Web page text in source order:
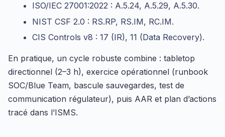
ISO/IEC 27001:2022 : A.5.24, A.5.29, A.5.30.
NIST CSF 2.0 : RS.RP, RS.IM, RC.IM.
CIS Controls v8 : 17 (IR), 11 (Data Recovery).
En pratique, un cycle robuste combine : tabletop
directionnel (2–3 h), exercice opérationnel (runbook
SOC/Blue Team, bascule sauvegardes, test de
communication régulateur), puis AAR et plan d’actions
tracé dans l’ISMS.